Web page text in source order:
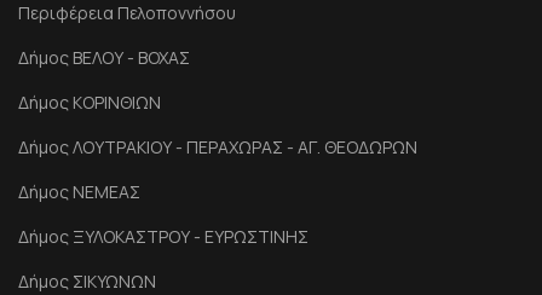
Περιφέρεια Πελοποννήσου
Δήμος ΒΕΛΟΥ - ΒΟΧΑΣ
Δήμος ΚΟΡΙΝΘΙΩΝ
Δήμος ΛΟΥΤΡΑΚΙΟΥ - ΠΕΡΑΧΩΡΑΣ - ΑΓ. ΘΕΟΔΩΡΩΝ
Δήμος ΝΕΜΕΑΣ
Δήμος ΞΥΛΟΚΑΣΤΡΟΥ - ΕΥΡΩΣΤΙΝΗΣ
Δήμος ΣΙΚΥΩΝΩΝ